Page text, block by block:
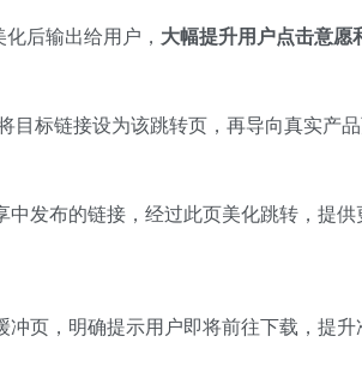
后输出给用户，​ 大幅提升用户点击意愿
目标链接设为该跳转页，再导向真实产
发布的链接，经过此页美化跳转，提供
冲页，明确提示用户即将前往下载，提升